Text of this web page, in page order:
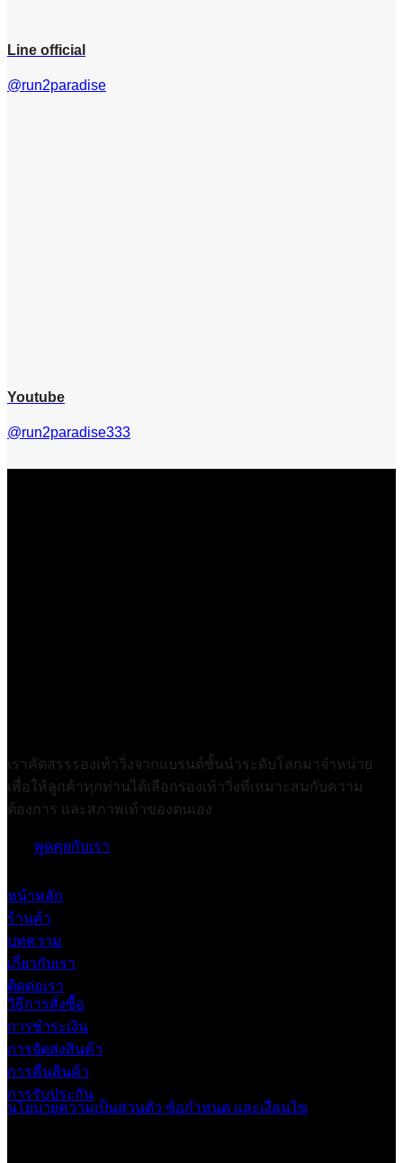
Line official
@run2paradise
Youtube
@run2paradise333
เราคัดสรรรองเท้าวิ่งจากแบรนด์ชั้นนำระดับโลกมาจำหน่าย
เพื่อให้ลูกค้าทุกท่านได้เลือกรองเท้าวิ่งที่เหมาะสมกับความ
ต้องการ และสภาพเท้าของตนเอง
พูดคุยกับเรา
หน้าหลัก
ร้านค้า
บทความ
เกี่ยวกับเรา
ติดต่อเรา
วิธีการสั่งซื้อ
การชำระเงิน
การจัดส่งสินค้า
การคืนสินค้า
การรับประกัน
นโยบายความเป็นส่วนตัว ข้อกำหนด และเงื่อนไข